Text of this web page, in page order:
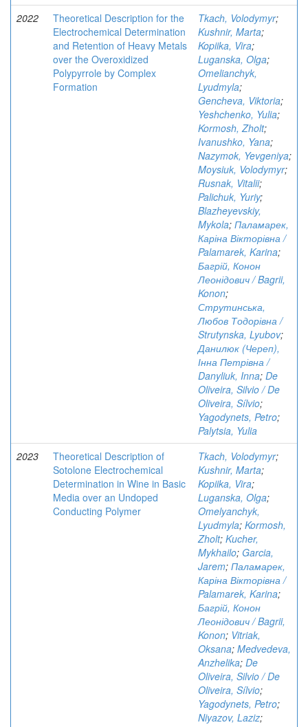
2022
Theoretical Description for the
Electrochemical Determination
and Retention of Heavy Metals
over the Overoxidized
Polypyrrole by Complex
Formation
Tkach, Volodymyr;
Kushnir, Marta;
Kopiika, Vira;
Luganska, Olga;
Omelianchyk,
Lyudmyla;
Gencheva, Viktoria;
Yeshchenko, Yulia;
Kormosh, Zholt;
Ivanushko, Yana;
Nazymok, Yevgeniya;
Moysiuk, Volodymyr;
Rusnak, Vitalii;
Palichuk, Yuriy;
Blazheyevskiy,
Mykola; Паламарек,
Каріна Вікторівна /
Palamarek, Karina;
Багрій, Конон
Леонідович / Bagrii,
Konon;
Струтинська,
Любов Тодорівна /
Strutynska, Lyubov;
Данилюк (Череп),
Інна Петрівна /
Danyliuk, Inna; De
Oliveira, Silvio / De
Oliveira, Sílvio;
Yagodynets, Petro;
Palytsia, Yulia
2023
Theoretical Description of
Sotolone Electrochemical
Determination in Wine in Basic
Media over an Undoped
Conducting Polymer
Tkach, Volodymyr;
Kushnir, Marta;
Kopiika, Vira;
Luganska, Olga;
Omelyanchyk,
Lyudmyla; Kormosh,
Zholt; Kucher,
Mykhailo; Garcia,
Jarem; Паламарек,
Каріна Вікторівна /
Palamarek, Karina;
Багрій, Конон
Леонідович / Bagrii,
Konon; Vitriak,
Oksana; Medvedeva,
Anzhelika; De
Oliveira, Silvio / De
Oliveira, Sílvio;
Yagodynets, Petro;
Niyazov, Laziz;